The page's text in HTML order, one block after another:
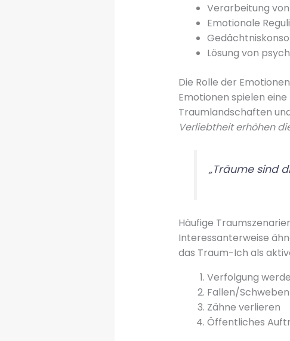
Verarbeitung
Emotionale
Lösung von
Die Rolle der
Emotionen spielen
Traumlandschaften
Verliebtheit erhöhen
„Träume sind
Häufige
Interessanterweise
das Traum-Ich als
Verfolgung
Fallen/Schweben
Zähne verlieren
Öffentliches